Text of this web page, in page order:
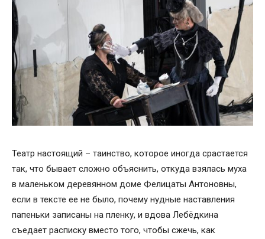
Театр настоящий – таинство, которое иногда срастается
так, что бывает сложно объяснить, откуда взялась муха
в маленьком деревянном доме Фелицаты Антоновны,
если в тексте ее не было, почему нудные наставления
папеньки записаны на пленку, и вдова Лебёдкина
съедает расписку вместо того, чтобы сжечь, как